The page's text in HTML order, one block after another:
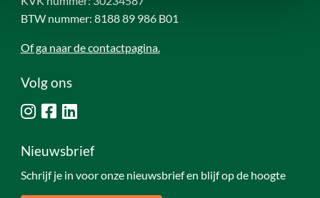
BTW nummer: 8188 89 986 B01
Of ga naar de contactpagina.
Volg ons
Nieuwsbrief
Schrijf je in voor onze nieuwsbrief en blijf op de hoogte